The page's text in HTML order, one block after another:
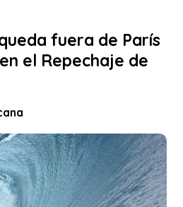
fuera de París
el Repechaje de